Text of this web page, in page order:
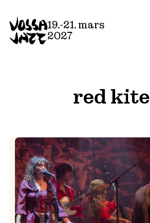
to
content
19.-21. mars
2027
red kite